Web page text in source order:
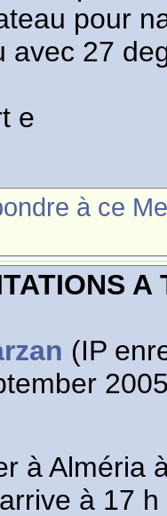
pour
avec 27
e
à ce
A
(IP
à Alméria
à 17